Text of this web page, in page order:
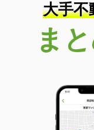
大手不
ま